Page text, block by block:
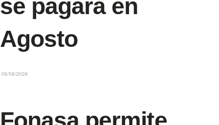
se pagará en
Agosto
06/08/2026